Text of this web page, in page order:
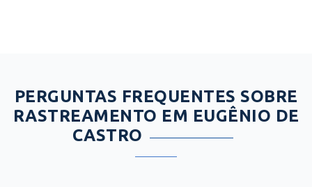
PERGUNTAS FREQUENTES SOBRE
RASTREAMENTO EM EUGÊNIO DE
CASTRO